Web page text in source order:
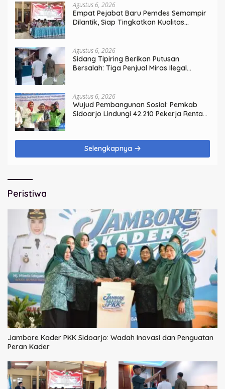
Agustus 6, 2026
Empat Pejabat Baru Pemdes Semampir
Dilantik, Siap Tingkatkan Kualitas
Agustus 6, 2026
Sidang Tipiring Berikan Putusan
Bersalah: Tiga Penjual Miras Ilegal
Agustus 6, 2026
Wujud Pembangunan Sosial: Pemkab
Sidoarjo Lindungi 42.210 Pekerja Rentan
Selengkapnya
Peristiwa
Jambore Kader PKK Sidoarjo: Wadah Inovasi dan Penguatan
Peran Kader